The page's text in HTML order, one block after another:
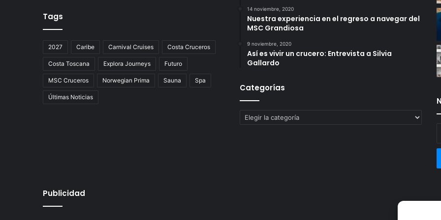
Tags
2027 Caribe Carnival Cruises Costa Cruceros
Costa Toscana Explora Journeys Futuro
MSC Cruceros Norwegian Prima Sauna Spa
Últimas Noticias
14 noviembre, 2020
Nuestra experiencia en el regreso a navegar del
MSC Grandiosa
9 noviembre, 2020
Así es vivir un crucero: Entrevista a Silvia
Gallardo
Categorías
Categorías
Publicidad